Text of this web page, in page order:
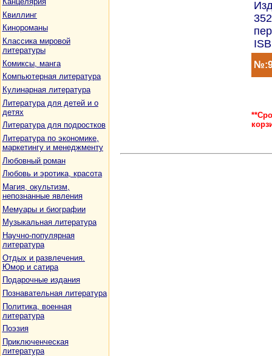
Квиллинг
Кинороманы
Классика мировой
литературы
Комиксы, манга
Компьютерная литература
Кулинарная литература
Литература для детей и о
детях
Литература для подростков
Литература по экономике,
маркетингу и менеджменту
Любовный роман
Любовь и эротика, красота
Магия, окультизм,
непознанные явления
Мемуары и биографии
Музыкальная литература
Научно-популярная
литература
Отдых и развлечения.
Юмор и сатира
Подарочные издания
Познавательная литература
Политика, военная
литература
Поэзия
Приключенческая
литература